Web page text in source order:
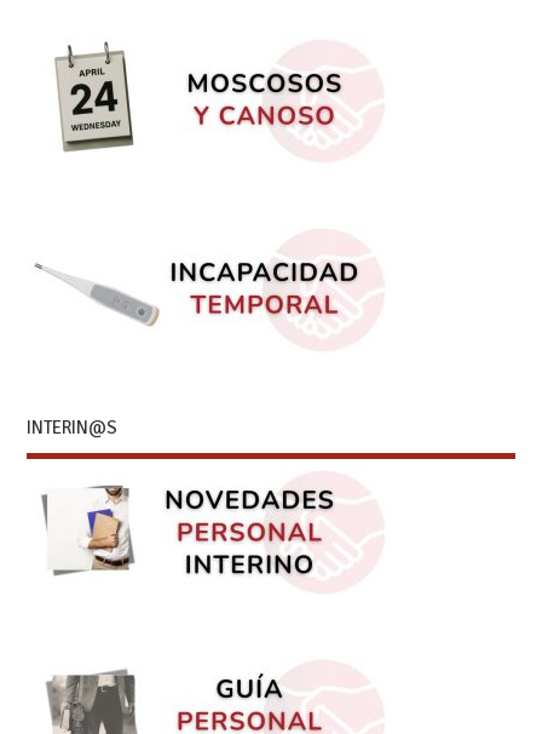
INTERIN@S